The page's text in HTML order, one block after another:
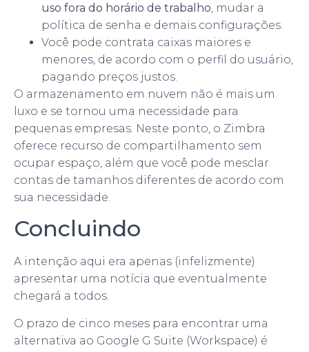
uso fora do horário de trabalho , mudar a
política de senha e demais configurações.
Você pode contrata caixas maiores e
menores, de acordo com o perfil do usuário,
pagando preços justos.
O armazenamento em nuvem não é mais um
luxo e se tornou uma necessidade para
pequenas empresas. Neste ponto, o Zimbra
oferece recurso de compartilhamento sem
ocupar espaço, além que você pode mesclar
contas de tamanhos diferentes de acordo com
sua necessidade.
Concluindo
A intenção aqui era apenas (infelizmente)
apresentar uma notícia que eventualmente
chegará a todos.
O prazo de cinco meses para encontrar uma
alternativa ao Google G Suite (Workspace) é